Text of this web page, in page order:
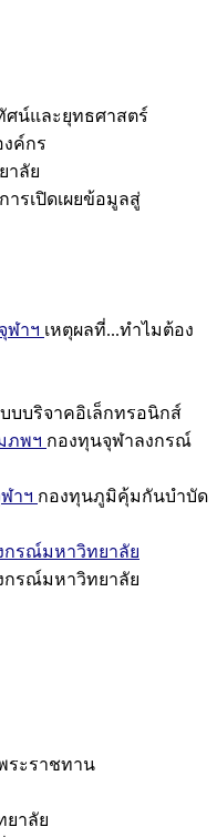
ศน์และยุทธศาสตร์
งค์กร
าลัย
การเปิดเผยข้อมูลสู่
ฬาฯ เหตุผลที่...ทำไมต้อง
บบริจาคอิเล็กทรอนิกส์
ภพฯ กองทุนจุฬาลงกรณ์
าฯ กองทุนภูมิคุ้มกันบำบัด
กรณ์มหาวิทยาลัย
กรณ์มหาวิทยาลัย
ระราชทาน
ยาลัย